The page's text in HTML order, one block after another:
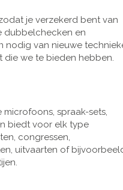
je verzekerd bent van
dubbelchecken en
nodig van nieuwe
die we te bieden hebben.
spraak-sets,
biedt voor elk type
congressen,
uitvaarten of